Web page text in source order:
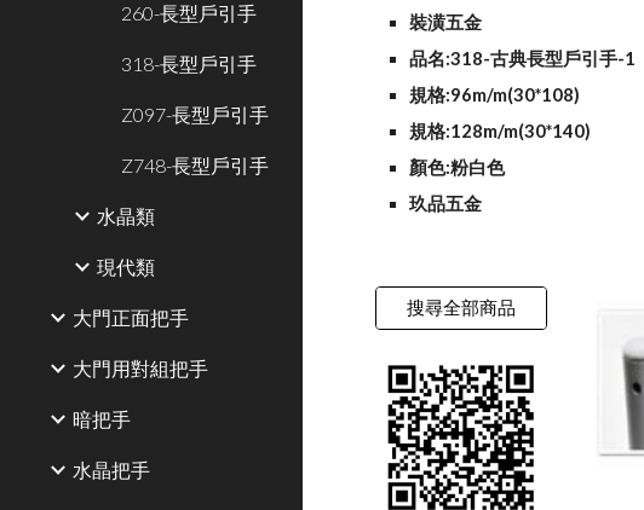
260-長型戶引手
318-長型戶引手
Z097-長型戶引手
Z748-長型戶引手
水晶類
現代類
大門正面把手
大門用對組把手
暗把手
水晶把手
裝潢五金
品名:318-古典長型戶引手-1
規格:96m/m(30*108)
規格:128m/m(30*140)
顏色:粉白色
玖品五金
搜尋全部商品